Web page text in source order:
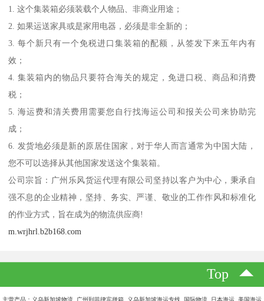
1. 这个集装箱必须装载个人物品、非商业用途；
2. 如果运送家具或是家用电器，必须是非全新的；
3. 每个新只有一个免税进口集装箱的配额，从签发下来五年内有
效；
4. 集装箱内的物品只要符合海关的规定，免进口税、商品和消费
税；
5. 海运费和清关费用需要您自行找海运公司和报关公司来协助完
成；
6. 发货地必须是新的原居住国家，对于华人而言通常为中国大陆，
您不可以选择从其他国家发送这个集装箱。
公司宗旨：广州乐风货运代理有限公司坚持以客户为中心，秉承自
强不息的企业精神，坚持、务实、严谨、敬业的工作作风和标准化
的作业方式，旨在成为的物流供应商!
m.wrjhrl.b2b168.com
Top
主营产品：义乌新加坡物流 广州到菲律宾拼箱 义乌新加坡海运专线 国际物流 日本海运 美国海运